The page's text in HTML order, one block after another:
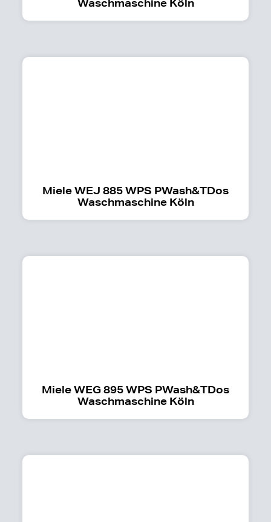
Waschmaschine Köln
Miele WEJ 885 WPS PWash&TDos
Waschmaschine Köln
Miele WEG 895 WPS PWash&TDos
Waschmaschine Köln